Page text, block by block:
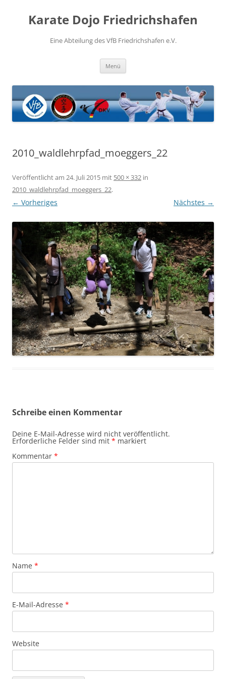
springenKarate Dojo Friedrichshafen
Eine Abteilung des VfB Friedrichshafen e.V.
Menü
2010_waldlehrpfad_moeggers_22
Veröffentlicht am 24. Juli 2015 mit 500 × 332 in
2010_waldlehrpfad_moeggers_22.
← Vorheriges Nächstes →
Schreibe einen Kommentar
Deine E-Mail-Adresse wird nicht veröffentlicht.
Erforderliche Felder sind mit * markiert
Kommentar *
Name *
E-Mail-Adresse *
Website